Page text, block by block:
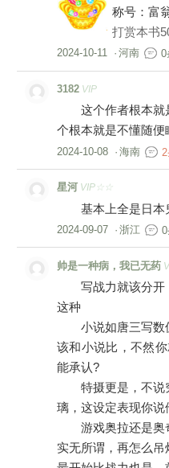
称号：富
打赏本书
2024-10-11 · 河南 0
3182 VIP
这个作者根本就
个根本就是不懂随便
2024-10-08 · 海南
星河 VIP☆☆
基本上全是日本
2024-09-07 · 浙江
帅是一种病，我已无药
写战力就该分开
这种
小说如唐三写数
该和小说比，不然
能承认?
特摄更是，不说
璃，这设定表现你说
游戏奥拉还是奥
实无所谓，再怎么吊